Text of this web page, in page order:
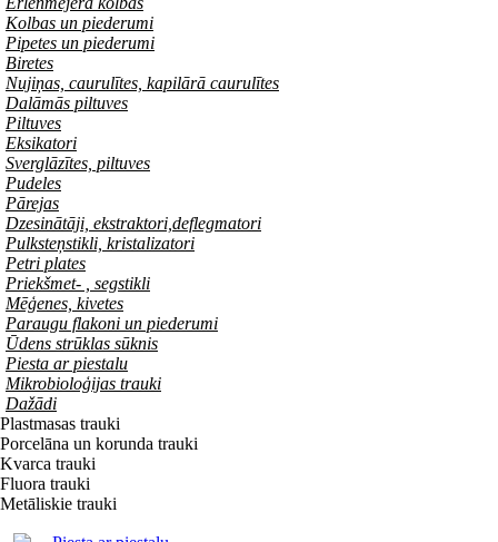
Kolbas un piederumi
Pipetes un piederumi
Biretes
Nujiņas, caurulītes, kapilārā caurulītes
Dalāmās piltuves
Piltuves
Eksikatori
Sverglāzītes, piltuves
Pudeles
Pārejas
Dzesinātāji, ekstraktori,deflegmatori
Pulksteņstikli, kristalizatori
Petri plates
Priekšmet- , segstikli
Mēģenes, kivetes
Paraugu flakoni un piederumi
Ūdens strūklas sūknis
Piesta ar piestalu
Mikrobioloģijas trauki
Dažādi
Plastmasas trauki
Porcelāna un korunda trauki
Kvarca trauki
Fluora trauki
Metāliskie trauki